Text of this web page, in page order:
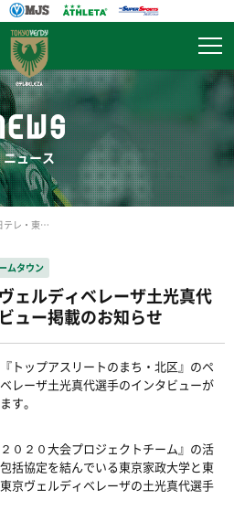
ニュース
【北区】日テレ・東京ヴェルディベレーザ土光真代選手スペシャルインタビュー掲載のお知らせ
ムタウン
ェルディベレーザ土光真代
ュー掲載のお知らせ
トップアスリートのまち・北区』のペ
レーザ土光真代選手のインタビューが
す。
０２０大会プロジェクトチーム』の活
括協定を結んでいる東京家政大学と東
京ヴェルディベレーザの土光真代選手